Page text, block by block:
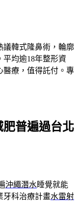
議韓式隆鼻術，輪廓
均逾18年整形資
醫療，值得託付。專
普遍過台北
沖繩潛水睡覺就能
牙科治療計畫水雷射